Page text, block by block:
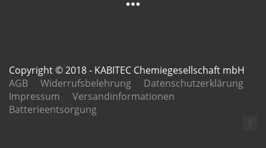
Copyright © 2018 - KABITEC Chemiegesellschaft mbH
AGB
Widerrufsbelehrung
Datenschutzerklärung
Impressum
Versandinformationen
Batterieentsorgung